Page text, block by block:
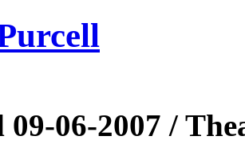
09-06-2007 /